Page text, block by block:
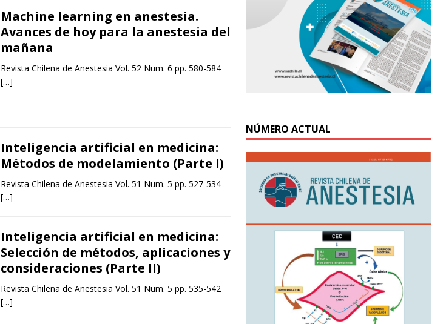
Machine learning en anestesia.
Avances de hoy para la anestesia del
mañana
Revista Chilena de Anestesia Vol. 52 Num. 6 pp. 580-584
[…]
Inteligencia artificial en medicina:
Métodos de modelamiento (Parte I)
Revista Chilena de Anestesia Vol. 51 Num. 5 pp. 527-534
[…]
Inteligencia artificial en medicina:
Selección de métodos, aplicaciones y
consideraciones (Parte II)
Revista Chilena de Anestesia Vol. 51 Num. 5 pp. 535-542
[…]
NÚMERO ACTUAL